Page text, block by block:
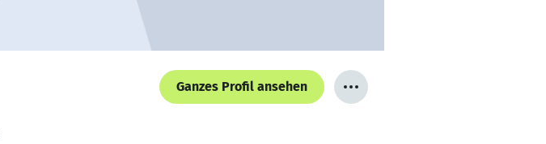
Ganzes Profil ansehen